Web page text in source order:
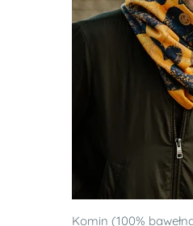
Komin (100%